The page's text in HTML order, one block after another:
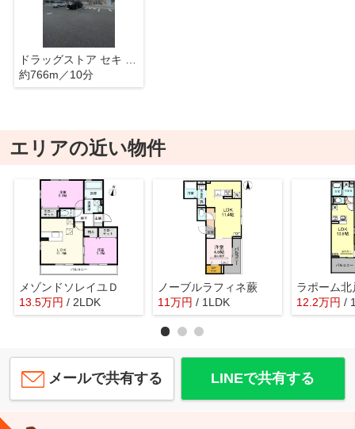
ドラッグストア セキ 蕨西店
約766m／10分
エリアの近い物件
メゾンドソレイユＤ
13.5万円 / 2LDK
ノーブルラフィネ蕨
11万円 / 1LDK
ラポーム北
12.2万円 /
メールで共有する LINEで共有する